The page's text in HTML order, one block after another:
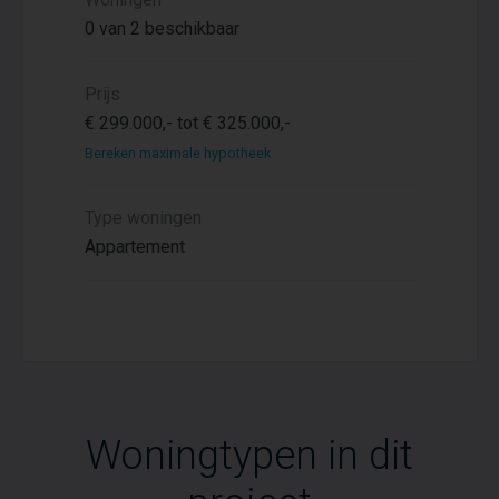
0 van 2 beschikbaar
Prijs
€ 299.000,- tot € 325.000,-
Bereken maximale hypotheek
Type woningen
Appartement
Woningtypen in dit